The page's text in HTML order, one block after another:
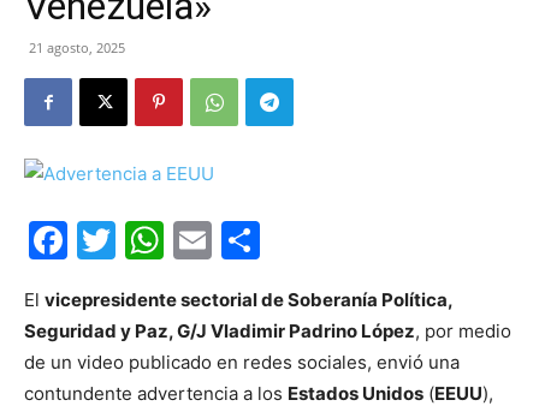
21 agosto, 2025
Facebook
Twitter
WhatsApp
Email
El vicepresidente sectorial de Soberanía Política,
Seguridad y Paz, G/J Vladimir Padrino López, por medio
de un video publicado en redes sociales, envió una
contundente advertencia a los Estados Unidos (EEUU),